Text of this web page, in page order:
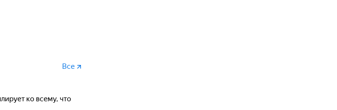
Все
ко всему, что